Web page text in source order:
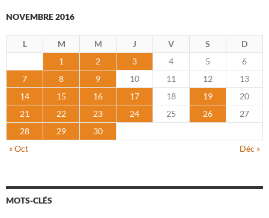
NOVEMBRE 2016
L M M J V S
D
1
2 3 4 5
6
7
8 9 10 11 12
13
14
15 16 17 18 19
20
21
22 23 24 25 26
27
28
29
30
« Oct
Déc »
MOTS-CLÉS